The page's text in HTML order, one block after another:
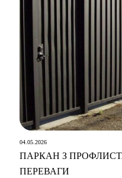
профлиста кількість
(стовпчики,
шурупи) кількість
воріт. Правильний
необхідного
найкоротші терміни
04.05.2026
ПАРКАН З
ПЕРЕВАГИ